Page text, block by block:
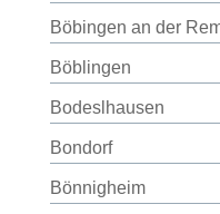
Böbingen an der
Böblingen
Bodeslhausen
Bondorf
Bönnigheim